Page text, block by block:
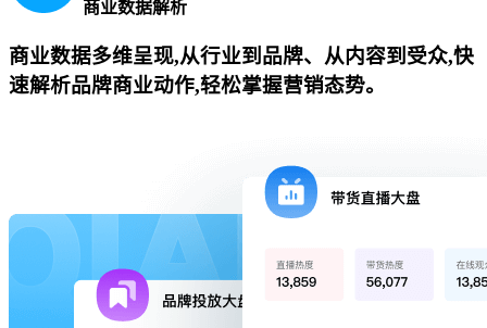
商业数据解析
商业数据多维呈现,从行业到品牌、从内容到受众,快
速解析品牌商业动作,轻松掌握营销态势。